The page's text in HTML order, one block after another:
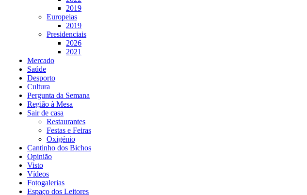
2019
Europeias
2019
Presidenciais
2026
2021
Mercado
Saúde
Desporto
Cultura
Pergunta da Semana
Região à Mesa
Sair de casa
Restaurantes
Festas e Feiras
Oxigénio
Cantinho dos Bichos
Opinião
Visto
Vídeos
Fotogalerias
Espaço dos Leitores